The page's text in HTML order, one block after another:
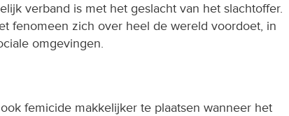
verband is met het geslacht van het slachtoffer.
fenomeen zich over heel de wereld voordoet, in
omgevingen.
femicide makkelijker te plaatsen wanneer het